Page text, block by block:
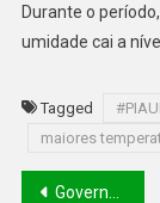
Durante o
umidade cai a
Tagged #PIAUI
maiores
Governador sanciona lei que premia em dinheiro servidores e alunos das escolas públicas